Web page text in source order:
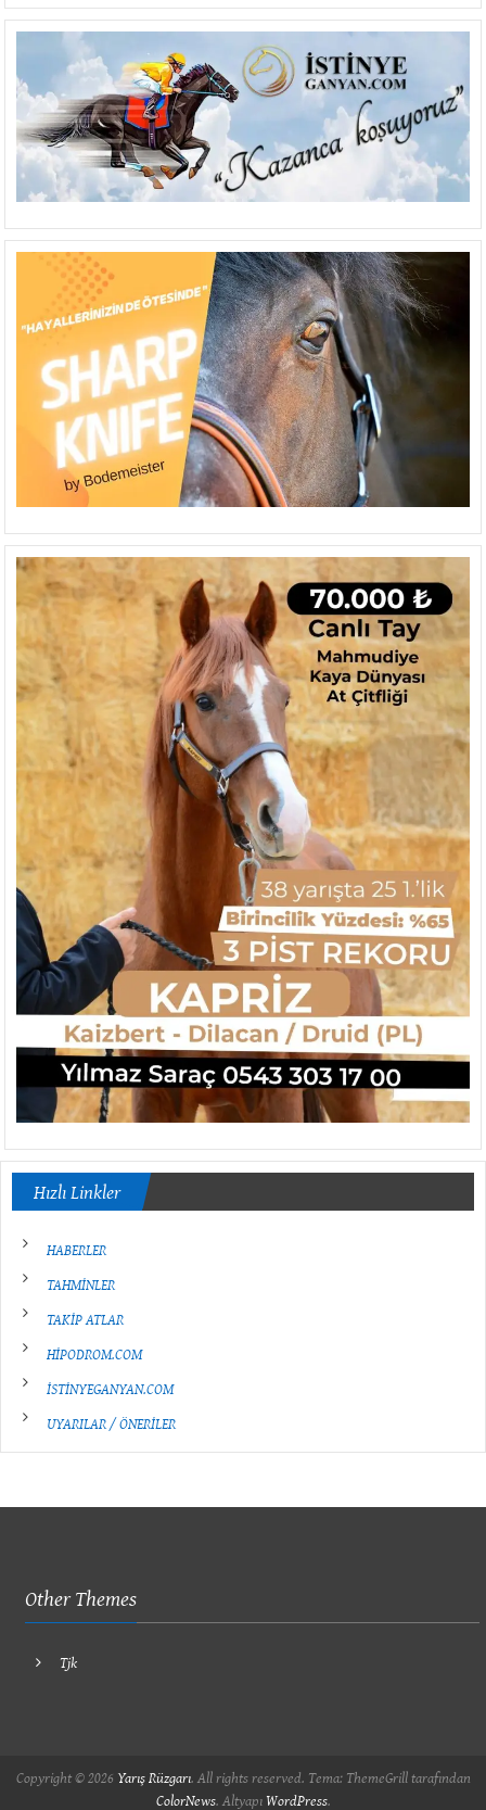
Hızlı Linkler
HABERLER
TAHMİNLER
TAKİP ATLAR
HİPODROM.COM
İSTİNYEGANYAN.COM
UYARILAR / ÖNERİLER
Other Themes
Tjk
Copyright © 2026 Yarış Rüzgarı. All rights reserved. Tema: ThemeGrill tarafından
ColorNews. Altyapı WordPress.